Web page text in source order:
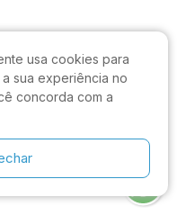
usa cookies para
sua experiência no
concorda com a